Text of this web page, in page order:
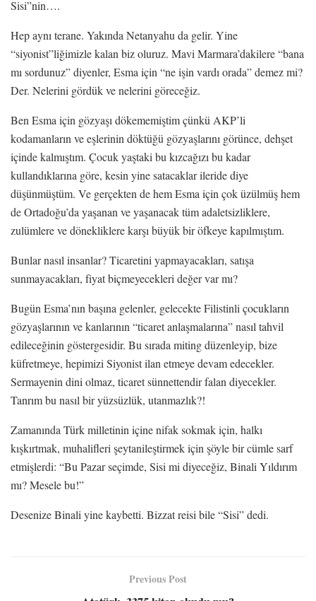
Sisi”nin….
Hep aynı terane. Yakında Netanyahu da gelir. Yine
“siyonist”liğimizle kalan biz oluruz. Mavi Marmara’dakilere “bana
mı sordunuz” diyenler, Esma için “ne işin vardı orada” demez mi?
Der. Nelerini gördük ve nelerini göreceğiz.
Ben Esma için gözyaşı dökememiştim çünkü AKP’li
kodamanların ve eşlerinin döktüğü gözyaşlarını görünce, dehşet
içinde kalmıştım. Çocuk yaştaki bu kızcağızı bu kadar
kullandıklarına göre, kesin yine satacaklar ileride diye
düşünmüştüm. Ve gerçekten de hem Esma için çok üzülmüş hem
de Ortadoğu’da yaşanan ve yaşanacak tüm adaletsizliklere,
zulümlere ve dönekliklere karşı büyük bir öfkeye kapılmıştım.
Bunlar nasıl insanlar? Ticaretini yapmayacakları, satışa
sunmayacakları, fiyat biçmeyecekleri değer var mı?
Bugün Esma’nın başına gelenler, gelecekte Filistinli çocukların
gözyaşlarının ve kanlarının “ticaret anlaşmalarına” nasıl tahvil
edileceğinin göstergesidir. Bu sırada miting düzenleyip, bize
küfretmeye, hepimizi Siyonist ilan etmeye devam edecekler.
Sermayenin dini olmaz, ticaret sünnettendir falan diyecekler.
Tanrım bu nasıl bir yüzsüzlük, utanmazlık?!
Zamanında Türk milletinin içine nifak sokmak için, halkı
kışkırtmak, muhalifleri şeytanileştirmek için şöyle bir cümle sarf
etmişlerdi: “Bu Pazar seçimde, Sisi mi diyeceğiz, Binali Yıldırım
mı? Mesele bu!”
Desenize Binali yine kaybetti. Bizzat reisi bile “Sisi” dedi.
Previous Post